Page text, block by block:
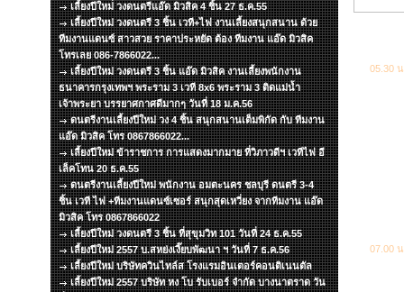
เลี้ยงปีใหม่่ วงดนตรีแอ๊ด มิวสิค 4 ชิ้น 27 ธ.ค.55
เลี้ยงปีใหม่ วงดนตรี 3 ชิ้น เวที+ไฟ งานเลี้ยงสนุกสนาน ด้วย
ทีมงานแดนซ์ สาวสวย ราคาประหยัด ต้อง ทีมงาน แอ๊ด มิวสิค
โทรเลย 086-7866022...
เลี้ยงปีใหม่ วงดนตรี 3 ชิ้น แอ๊ด มิวสิค งานเลี้ยงพนักงาน
ธนาคารกรุงเทพฯ พระราม 3 เวที 8x6 พระราม 3 ติดแม่น้ำ
เจ้าพระยา บรรยาศกาศดีมากๆ วันที่ 18 ม.ค.56
ดนตรีงานเลี้ยงปีใหม่ วง 4 ชิ้น สนุกสนานเต็มพิกัด กับ ทีมงาน
แอ๊ด มิวสิค โทร 0867866022...
เลี้ยงปีใหม่ ข้าราชการ การแสดงมากมาย ที่วิภาวดีฯ เวทีไฟ อี
เล็คโทน 20 ธ.ค.55
ดนตรีงานเลี้ยงปีใหม่ พนักงาน อมตะนคร ชลบุรี ดนตรี 3-4
ชิ้น เวที ไฟ +ทีมงานแดนซ์เซอร์ สนุกสุดเหวี่ยง จากทีมงาน แอ๊ด
มิวสิค โทร 0867866022
เลี้ยงปีใหม่ วงดนตรี 3 ชิ้น ที่สุขุมวิท 101 วันที่ 24 ธ.ค.55
เลี้ยงปีใหม่ 2557 บ.สหย่งเงี๊ยบพัฒนา ฯ วันที่ 7 ธ.ค.56
เลี้ยงปีใหม่ บริษัทควินไทล์ส โรงแรมอินเตอร์คอนติเนนตัล
เลี้ยงปีใหม่ 2557 บริษัท หง โบ รับเบอร์ จำกัด บางนาตราด วัน
05.30
07.00